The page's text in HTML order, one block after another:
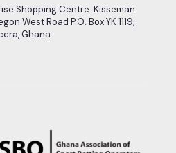
Shopping Centre. Kisseman
West Road P.O. Box YK 1119,
Ghana